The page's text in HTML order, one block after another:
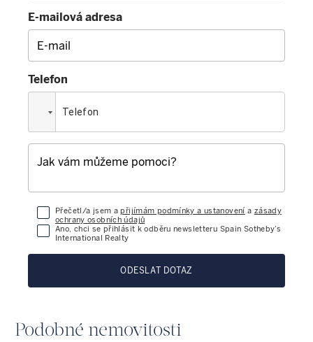
E-mailová adresa
Telefon
Přečetl/a jsem apřijímám podmínky a ustanovení a zásady
ochrany osobních údajů
Ano, chci se přihlásit k odběru newsletteru Spain Sotheby’s
International Realty
ODESLAT DOTAZ
Podobné nemovitosti